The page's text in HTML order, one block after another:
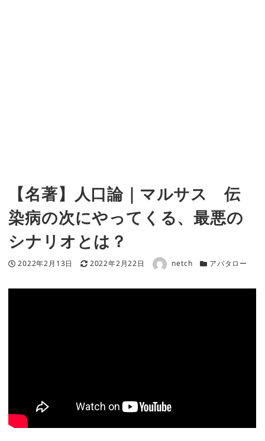
【名著】人口論｜マルサス 伝
染病の次にやってくる、最悪の
シナリオとは？
投稿日
2022年2月13日 更新日
2022年2月22日 著者 netch カテゴリー
アバタロー